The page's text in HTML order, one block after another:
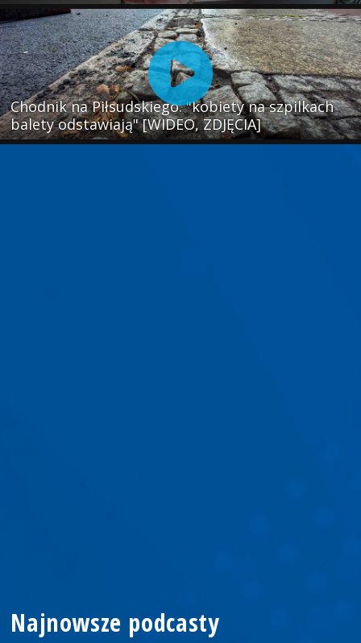
Chodnik na Piłsudskiego: "kobiety na szpilkach
balety odstawiają" [WIDEO, ZDJĘCIA]
Najnowsze podcasty